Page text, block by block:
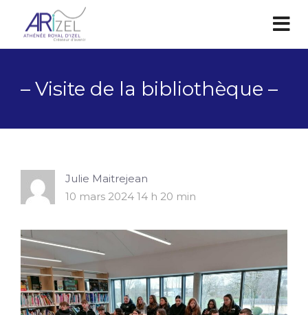
– Visite de la bibliothèque –
Julie Maitrejean
10 mars 2024 14 h 20 min